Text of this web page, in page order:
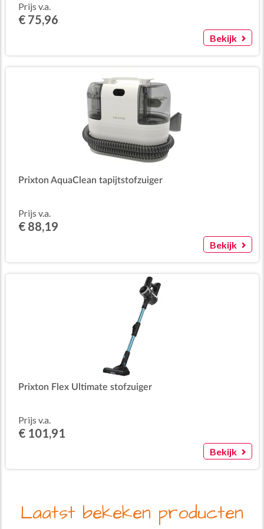
Prijs v.a.
€ 75,96
Bekijk
Prixton AquaClean tapijtstofzuiger
Prijs v.a.
€ 88,19
Bekijk
Prixton Flex Ultimate stofzuiger
Prijs v.a.
€ 101,91
Bekijk
Laatst bekeken producten